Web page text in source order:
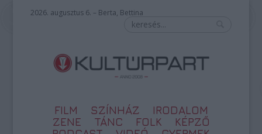
2026. augusztus 6. – Berta, Bettina
FILM SZÍNHÁZ
IRODALOM
ZENE
TÁNC FOLK
KÉPZŐ